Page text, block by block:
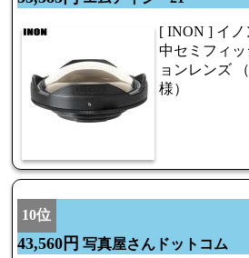
[ INON ] イノ
中セミフィ
ョンレンズ
様）
10位
43,560円 写真屋さんドットコム